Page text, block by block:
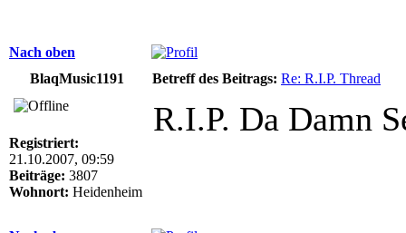
Nach oben
BlaqMusic1191
Betreff des Beitrags: Re: R.I.P. Thread
Registriert:
21.10.2007, 09:59
Beiträge: 3807
Wohnort: Heidenheim
R.I.P. Da Damn